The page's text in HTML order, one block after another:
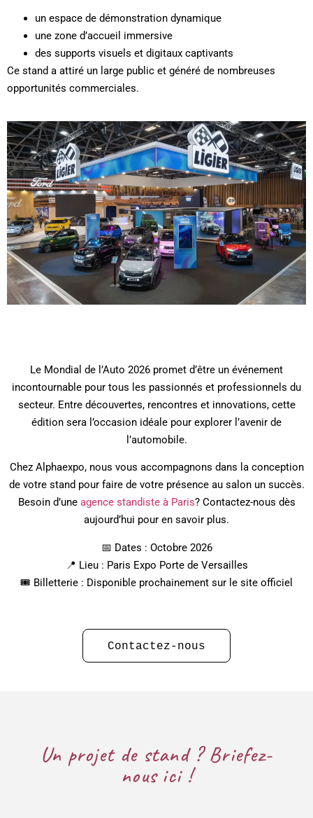
un espace de démonstration dynamique
une zone d’accueil immersive
des supports visuels et digitaux captivants
Ce stand a attiré un large public et généré de nombreuses
opportunités commerciales.
Le Mondial de l’Auto 2026 promet d’être un événement
incontournable pour tous les passionnés et professionnels du
secteur. Entre découvertes, rencontres et innovations, cette
édition sera l’occasion idéale pour explorer l’avenir de
l’automobile.
Chez Alphaexpo, nous vous accompagnons dans la conception
de votre stand pour faire de votre présence au salon un succès.
Besoin d’une agence standiste à Paris? Contactez-nous dès
aujourd’hui pour en savoir plus.
📅 Dates : Octobre 2026
📍 Lieu : Paris Expo Porte de Versailles
🎟️ Billetterie : Disponible prochainement sur le site officiel
Contactez-nous
Un projet de stand ? Briefez-
nous ici !